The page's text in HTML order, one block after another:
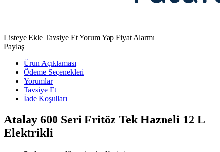
Listeye Ekle Tavsiye EtYorum Yap Fiyat Alarmı
Paylaş
Ürün Açıklaması
Ödeme Seçenekleri
Yorumlar
Tavsiye Et
İade Koşulları
Atalay 600 Seri Fritöz Tek Hazneli 12 L
Elektrikli